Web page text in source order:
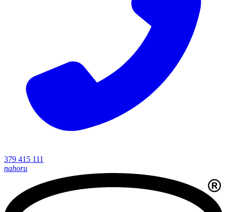
379 415 111
nahoru